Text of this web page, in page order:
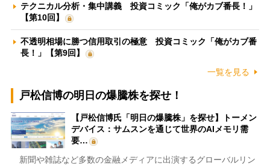
テクニカル分析・集中講義 投資コミック「俺がカブ番長！」
【第10回】
不透明相場に勝つ信用取引の極意 投資コミック「俺がカブ番
長！」【第9回】
一覧を見る
戸松信博の明日の爆騰株を探せ！
【戸松信博氏「明日の爆騰株」を探せ】トーメン
デバイス：サムスンを通じて世界のAIメモリ需
要…
新聞や雑誌など多数の金融メディアに出演するグローバルリン